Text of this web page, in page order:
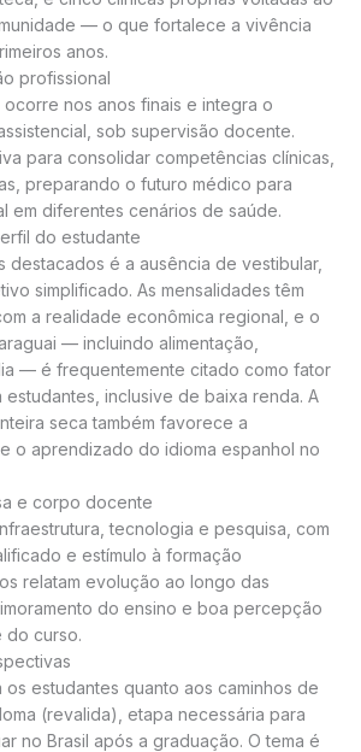
— o que fortalece a vivência
anos.
profissional
nos anos finais e integra o
sob supervisão docente.
para consolidar competências clínicas,
preparando o futuro médico para
em diferentes cenários de saúde.
do estudante
destacados é a ausência de vestibular,
simplificado. As mensalidades têm
a realidade econômica regional, e o
— incluindo alimentação,
— é frequentemente citado como fator
inclusive de baixa renda. A
seca também favorece a
o aprendizado do idioma espanhol no
e corpo docente
tecnologia e pesquisa, com
e estímulo à formação
relatam evolução ao longo das
do ensino e boa percepção
do curso.
os estudantes quanto aos caminhos de
(revalida), etapa necessária para
no Brasil após a graduação. O tema é